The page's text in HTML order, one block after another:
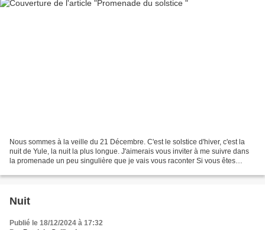
Nous sommes à la veille du 21 Décembre. C'est le solstice d'hiver, c'est la
nuit de Yule, la nuit la plus longue. J'aimerais vous inviter à me suivre dans
la promenade un peu singulière que je vais vous raconter Si vous êtes
Nuit
Publié le 18/12/2024 à 17:32